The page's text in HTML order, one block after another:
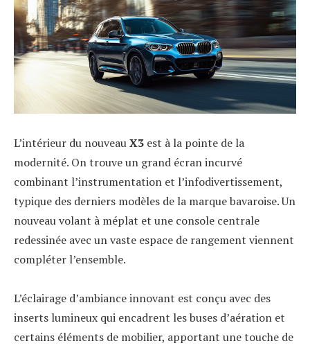
L’intérieur du nouveauX3 est à la pointe de la
modernité. On trouve un grand écran incurvé
combinant l’instrumentation et l’infodivertissement,
typique des derniers modèles de la marque bavaroise. Un
nouveau volant à méplat et une console centrale
redessinée avec un vaste espace de rangement viennent
compléter l’ensemble.
L’éclairage d’ambiance innovant est conçu avec des
inserts lumineux qui encadrent les buses d’aération et
certains éléments de mobilier, apportant une touche de